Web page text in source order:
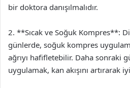
bir doktora danışılmalıdır.
2. **Sıcak ve Soğuk Kompres**:
günlerde, soğuk kompres
ağrıyı hafifletebilir. Daha sonraki
uygulamak, kan akışını artırarak